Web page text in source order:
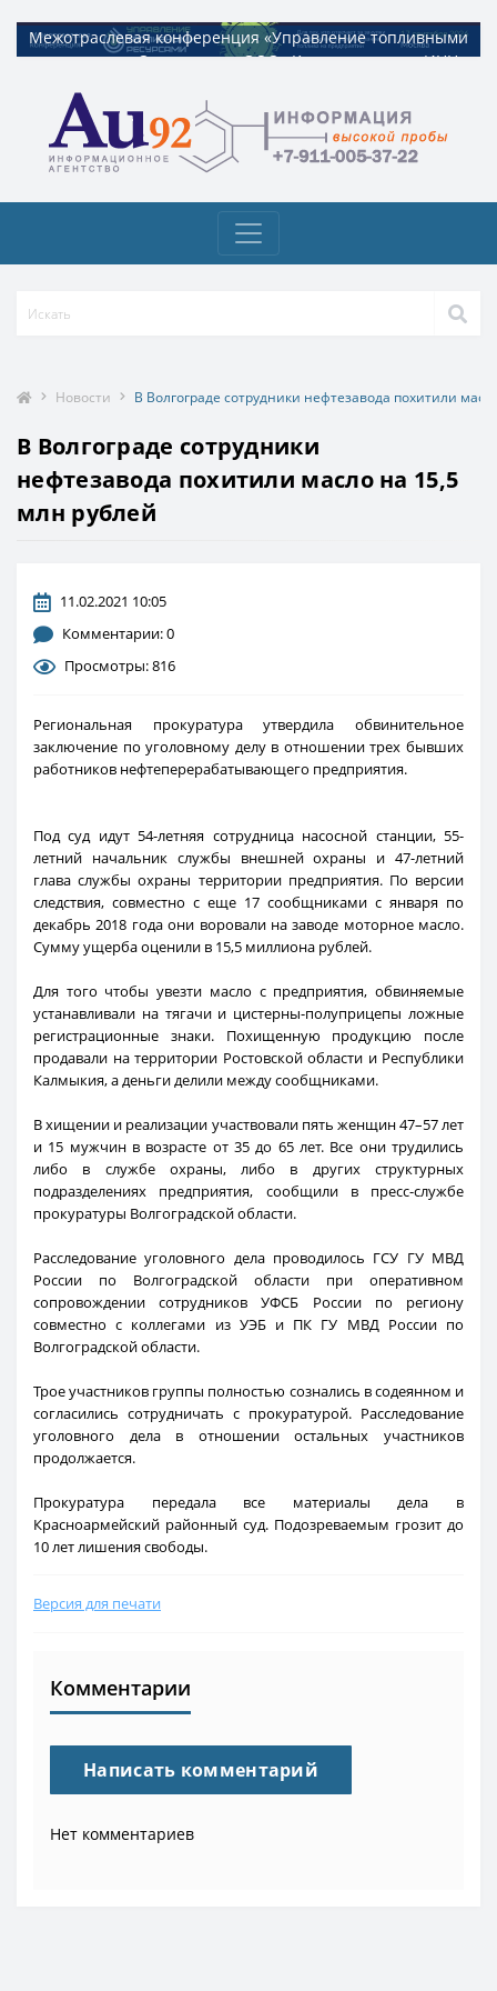
Межотраслевая конференция «Управление топливными
ресурсами». Организатор ООО «Квадрат ресурс» ИНН
Межотраслевая конференция «Управление топливными
ресурсами». Организатор ООО «Квадрат ресурс» ИНН
Новости В Волгограде сотрудники нефтезавода похитили
В Волгограде сотрудники
нефтезавода похитили масло на 15,5
млн рублей
11.02.2021 10:05
Комментарии: 0
Просмотры: 816
Региональная прокуратура утвердила обвинительное
заключение по уголовному делу в отношении трех бывших
работников нефтеперерабатывающего предприятия.
Под суд идут 54-летняя сотрудница насосной станции, 55-
летний начальник службы внешней охраны и 47-летний
глава службы охраны территории предприятия. По версии
следствия, совместно с еще 17 сообщниками с января по
декабрь 2018 года они воровали на заводе моторное масло.
Сумму ущерба оценили в 15,5 миллиона рублей.
Для того чтобы увезти масло с предприятия, обвиняемые
устанавливали на тягачи и цистерны-полуприцепы ложные
регистрационные знаки. Похищенную продукцию после
продавали на территории Ростовской области и Республики
Калмыкия, а деньги делили между сообщниками.
В хищении и реализации участвовали пять женщин 47–57 лет
и 15 мужчин в возрасте от 35 до 65 лет. Все они трудились
либо в службе охраны, либо в других структурных
подразделениях предприятия, сообщили в пресс-службе
прокуратуры Волгоградской области.
Расследование уголовного дела проводилось ГСУ ГУ МВД
России по Волгоградской области при оперативном
сопровождении сотрудников УФСБ России по региону
совместно с коллегами из УЭБ и ПК ГУ МВД России по
Волгоградской области.
Трое участников группы полностью сознались в содеянном и
согласились сотрудничать с прокуратурой. Расследование
уголовного дела в отношении остальных участников
продолжается.
Прокуратура передала все материалы дела в
Красноармейский районный суд. Подозреваемым грозит до
10 лет лишения свободы.
Версия для печати
Комментарии
Написать комментарий
Нет комментариев